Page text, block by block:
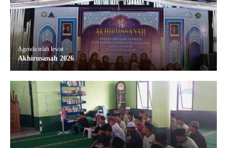
Agenda telah lewat
Akhirusanah 2026